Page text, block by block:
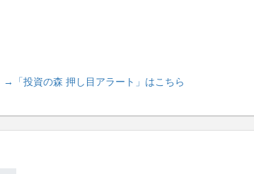
→「投資の森 押し目アラート」はこちら